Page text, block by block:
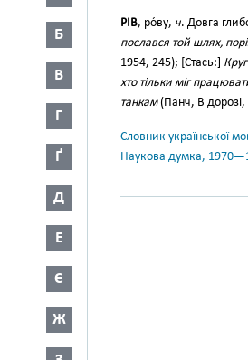
Б
В
Г
Ґ
Д
Е
Є
Ж
РІВ, ро́ву, ч. Довга
послався той шлях,
1954, 245); [Стась:]
хто тільки міг
танкам(Панч, В дорозі,
Словник української
Наукова думка,